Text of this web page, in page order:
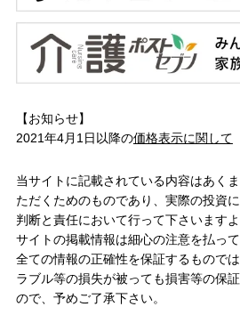
【お知らせ】
2021年4月1日以降の価格表示に関して
当サイトに記載されている内容はあく
ただくためのものであり、実際の投資
判断と責任において行って下さいます
サイトの掲載情報は細心の注意を払っ
全ての情報の正確性を保証するもので
ラブル等の損失が被っても損害等の保
ので、予めご了承下さい。